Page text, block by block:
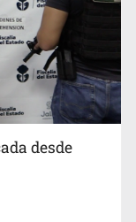
procesan a
desde